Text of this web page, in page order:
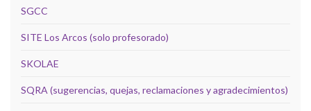
SGCC
SITE Los Arcos (solo profesorado)
SKOLAE
SQRA (sugerencias, quejas, reclamaciones y agradecimientos)